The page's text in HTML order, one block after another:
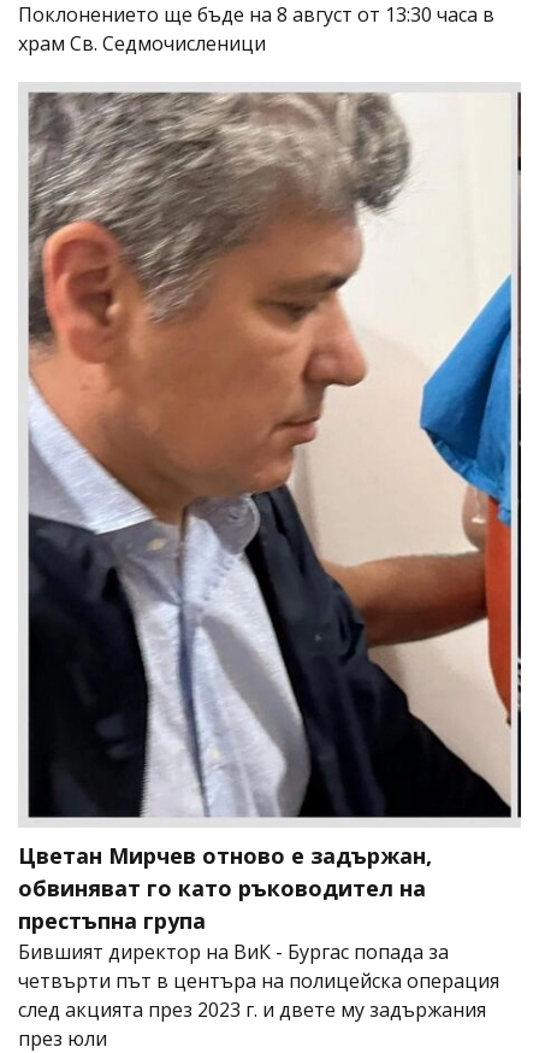
Поклонението ще бъде на 8 август от 13:30 часа в
храм Св. Седмочисленици
Цветан Мирчев отново е задържан,
обвиняват го като ръководител на
престъпна група
Бившият директор на ВиК - Бургас попада за
четвърти път в центъра на полицейска операция
след акцията през 2023 г. и двете му задържания
през юли